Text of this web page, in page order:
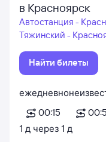
в Красноярск
Автостанция -
Тяжинский -
Найти билеты
ежедневно
00:15
1 д через 1 д